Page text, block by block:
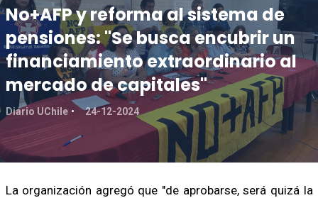
No+AFP y reforma al sistema de
pensiones: "Se busca encubrir un
financiamiento extraordinario al
mercado de capitales"
Diario UChile 24-12-2024
La organización agregó que "de aprobarse, será quizá la